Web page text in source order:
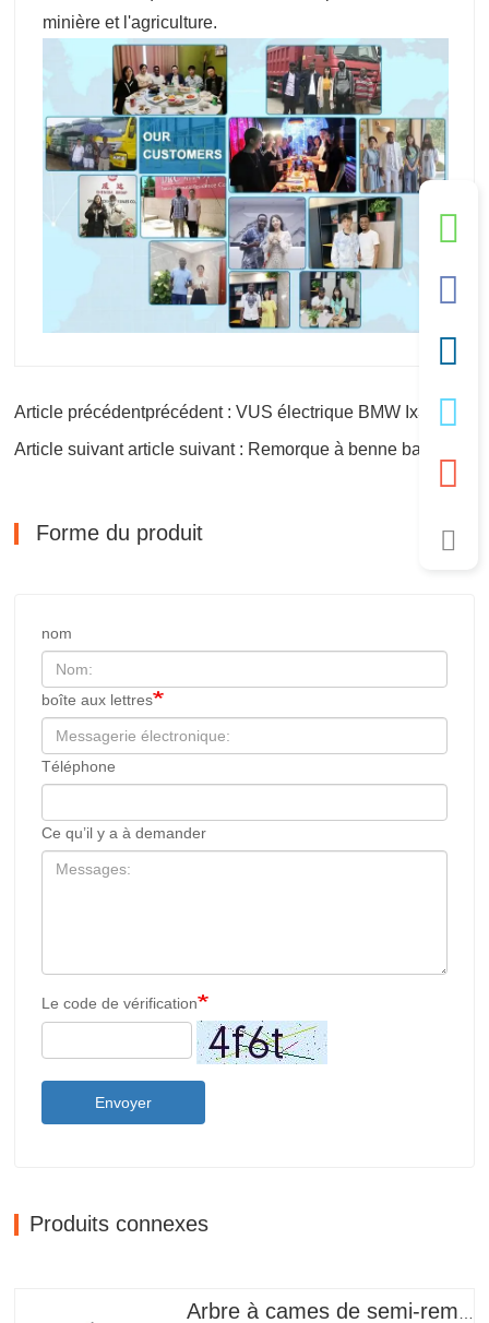
minière et l'agriculture.
Article précédentprécédent : VUS électrique BMW Ix3
Forme du produit
nom
boîte aux lettres
Téléphone
Ce qu’il y a à demander
Le code de vérification
Envoyer
Produits connexes